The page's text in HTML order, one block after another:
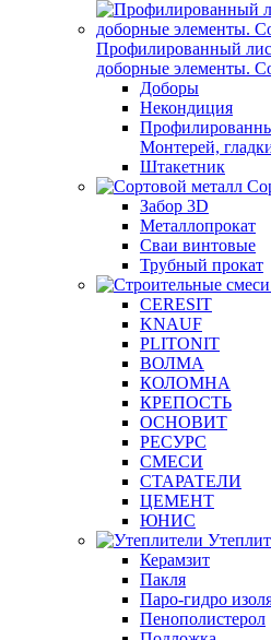
Профилированный
доборные элементы.
Доборы
Некондиция
Монтерей,
Штакетник
Забор 3D
Металлопрокат
Сваи винтовые
Трубный прокат
CERESIT
KNAUF
PLITONIT
ВОЛМА
КОЛОМНА
КРЕПОСТЬ
ОСНОВИТ
РЕСУРС
СМЕСИ
СТАРАТЕЛИ
ЦЕМЕНТ
ЮНИС
Керамзит
Пакля
Паро-гидро
Пенополистерол